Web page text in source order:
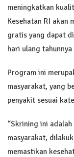
meningkatkan
Kesehatan RI akan
gratis yang dapat
hari ulang
Program ini
masyarakat, yang
penyakit sesuai
“Skrining ini
masyarakat,
memastikan